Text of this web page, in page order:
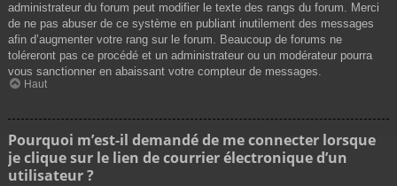
administrateur du forum peut modifier le texte des rangs du forum. Merci
de ne pas abuser de ce système en publiant inutilement des messages
afin d’augmenter votre rang sur le forum. Beaucoup de forums ne
toléreront pas ce procédé et un administrateur ou un modérateur pourra
vous sanctionner en abaissant votre compteur de messages.
Haut
Pourquoi m’est-il demandé de me connecter lorsque
je clique sur le lien de courrier électronique d’un
utilisateur ?